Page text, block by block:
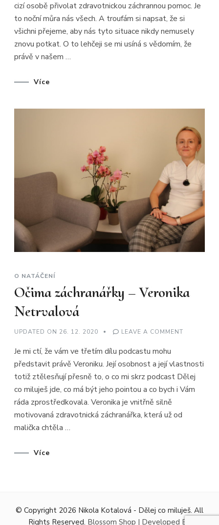
#3
–
OČIMA
ZÁCHRANÁŘKY
–
HOST
VERONIKA
cizí osobě přivolat zdravotnickou záchrannou pomoc. Je
to noční můra nás všech. A troufám si napsat, že si
všichni přejeme, aby nás tyto situace nikdy nemusely
znovu potkat. O to lehčeji se mi usíná s vědomím, že
právě v našem …
Více
O NATÁČENÍ
Očima záchranářky – Veronika
Netrvalová
UPDATED ON 26. 12. 2020 LEAVE A COMMENT
Je mi ctí, že vám ve třetím dílu podcastu mohu
představit právě Veroniku. Její osobnost a její vlastnosti
totiž ztělesňují přesně to, o co mi skrz podcast Dělej
co miluješ jde, co má být jeho pointou a co bych i Vám
ráda zprostředkovala. Veronika je vnitřně silně
motivovaná zdravotnická záchranářka, která už od
malička chtěla …
Více
© Copyright 2026 Nikola Kotalová - Dělej co miluješ. All
Rights Reserved. Blossom Shop | Developed By